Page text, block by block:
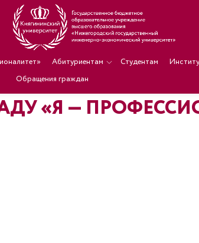
Абитуриентам Студентам
Обращения граждан
«Я —